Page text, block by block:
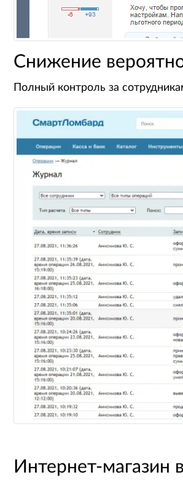
Снижение
Полный контроль за
Интернет-магазин